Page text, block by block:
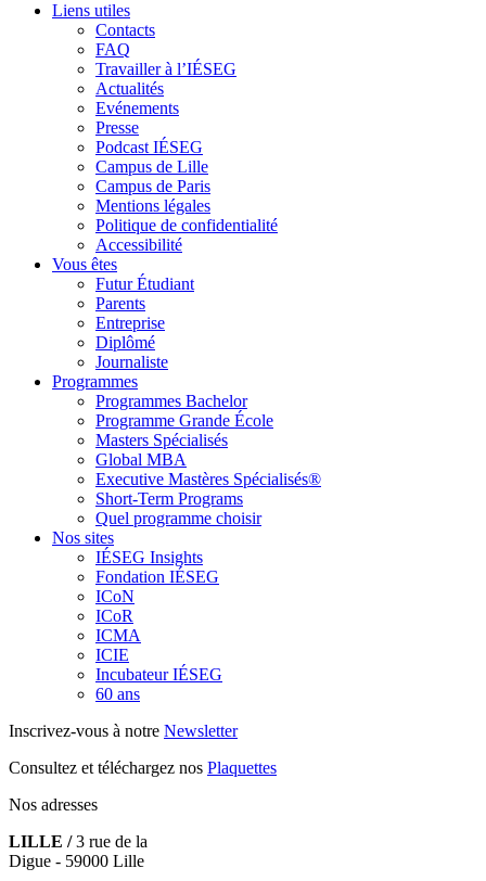
Liens utiles
Contacts
FAQ
Travailler à l’IÉSEG
Actualités
Evénements
Presse
Podcast IÉSEG
Campus de Lille
Campus de Paris
Mentions légales
Politique de confidentialité
Accessibilité
Vous êtes
Futur Étudiant
Parents
Entreprise
Diplômé
Journaliste
Programmes
Programmes Bachelor
Programme Grande École
Masters Spécialisés
Global MBA
Executive Mastères Spécialisés®
Short-Term Programs
Quel programme choisir
Nos sites
IÉSEG Insights
Fondation IÉSEG
ICoN
ICoR
ICMA
ICIE
Incubateur IÉSEG
60 ans
Inscrivez-vous à notre Newsletter
Consultez et téléchargez nos Plaquettes
Nos adresses
LILLE /3 rue de la
Digue - 59000 Lille